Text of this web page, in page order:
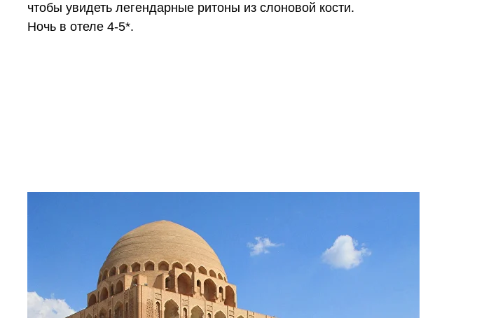
чтобы увидеть легендарные ритоны из слоновой кости.
Ночь в отеле 4-5*.